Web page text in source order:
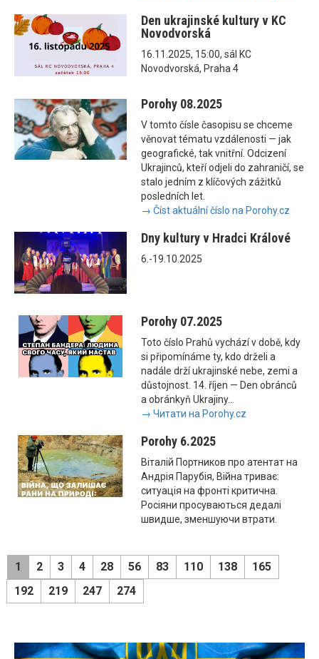
Den ukrajinské kultury v KC
Novodvorská
16.11.2025, 15:00, sál KC
Novodvorská, Praha 4
Porohy 08.2025
V tomto čísle časopisu se chceme
věnovat tématu vzdálenosti — jak
geografické, tak vnitřní. Odcizení
Ukrajinců, kteří odjeli do zahraničí, se
stalo jedním z klíčových zážitků
posledních let.
→ Číst aktuální číslo na Porohy.cz
Dny kultury v Hradci Králové
6.-19.10.2025
Porohy 07.2025
Toto číslo Prahů vychází v době, kdy
si připomínáme ty, kdo drželi a
nadále drží ukrajinské nebe, zemi a
důstojnost. 14. říjen — Den obránců
a obránkyň Ukrajiny...
→ Читати на Porohy.cz
Porohy 6.2025
Віталій Портников про атентат на
Андрія Парубія, Війна триває:
ситуація на фронті критична.
Росіяни просуваються дедалі
швидше, зменшуючи втрати.
1 2 3 4 28 56 83 110 138
165
192
219 247 274